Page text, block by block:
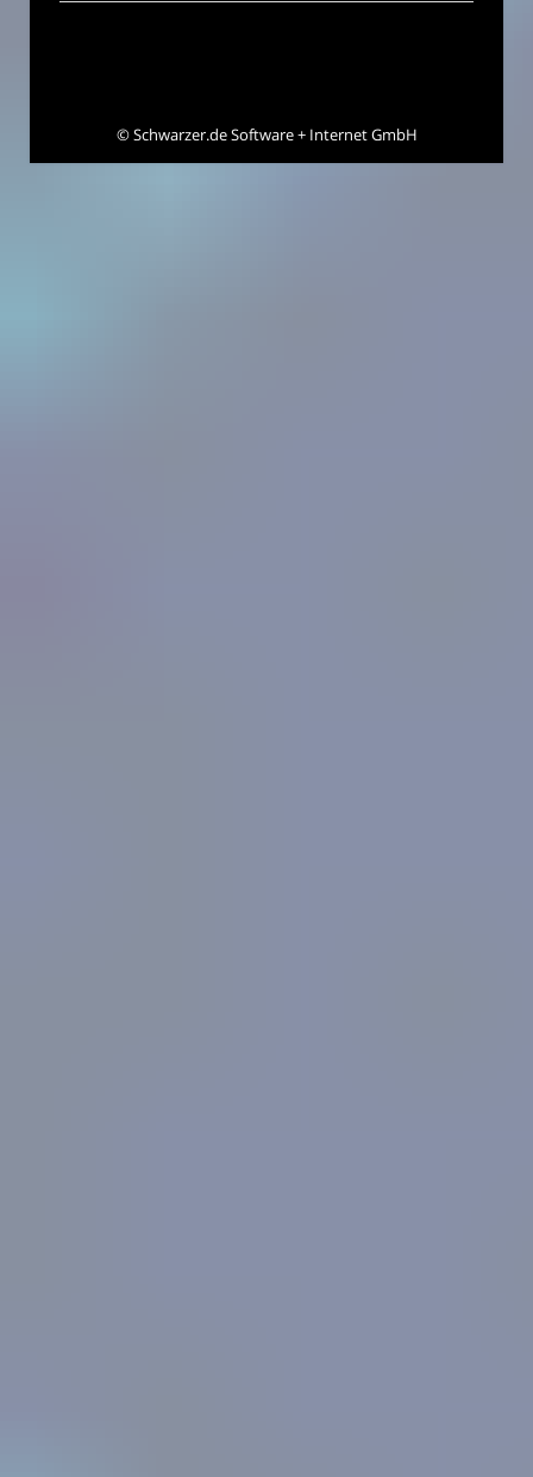
©Schwarzer.de Software + Internet GmbH